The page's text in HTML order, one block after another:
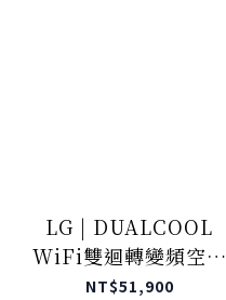
LG | DUALCOOL
WiFi雙迴轉變頻空調
- 旗艦單冷型 LS-
NT$51,900